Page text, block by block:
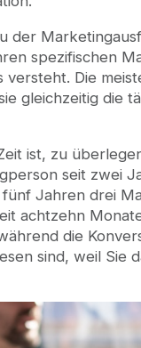
der
spezifischen
Die
gleichzeitig die
ist, zu
seit zwei
Jahren drei
achtzehn
die
sind, weil Sie